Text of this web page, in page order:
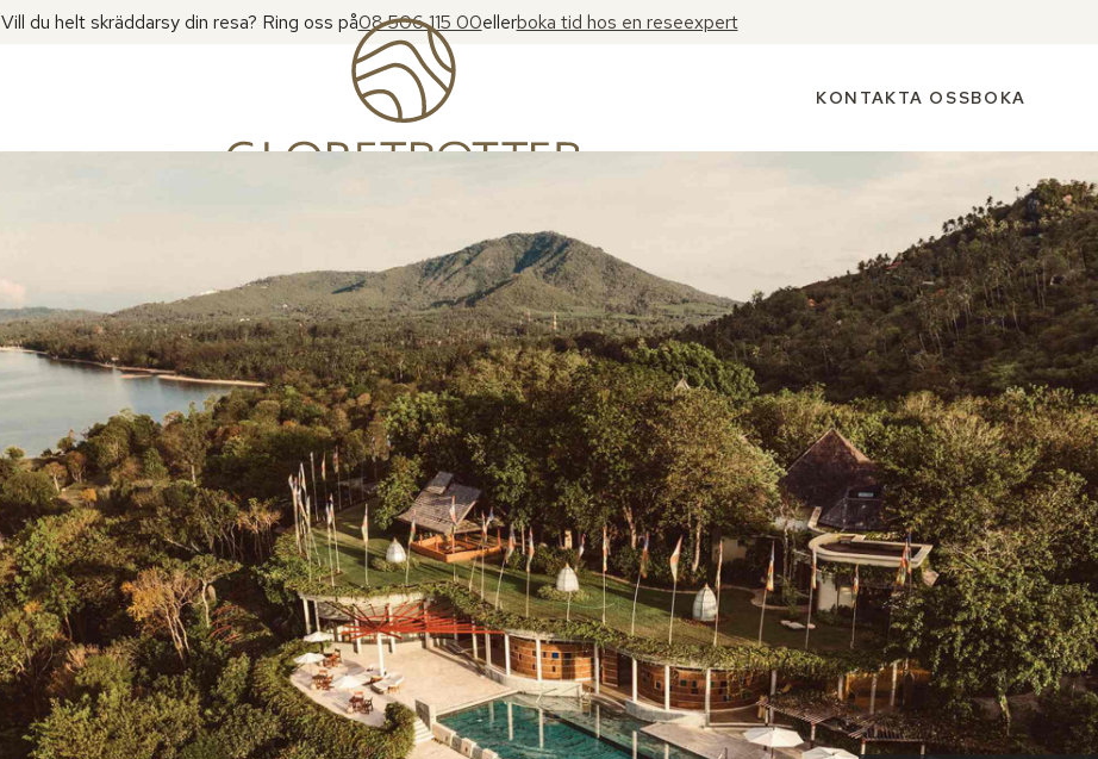
Vill du helt skräddarsy din resa? Ring oss på08 506 115 00ellerboka tid hos en reseexpert
KONTAKTA OSSBOKA